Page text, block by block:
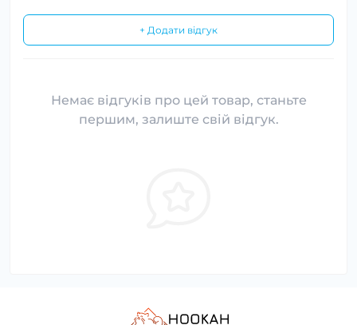
+ Додати відгук
Немає відгуків про цей товар, станьте
першим, залиште свій відгук.